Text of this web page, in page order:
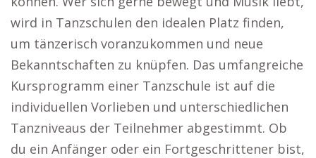
wird in Tanzschulen den idealen Platz finden,
um tänzerisch voranzukommen und neue
Bekanntschaften zu knüpfen. Das umfangreiche
Kursprogramm einer Tanzschule ist auf die
individuellen Vorlieben und unterschiedlichen
Tanzniveaus der Teilnehmer abgestimmt. Ob
du ein Anfänger oder ein Fortgeschrittener bist,